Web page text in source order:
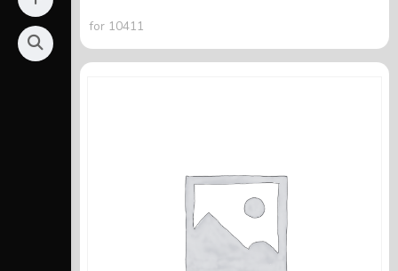
for 10411